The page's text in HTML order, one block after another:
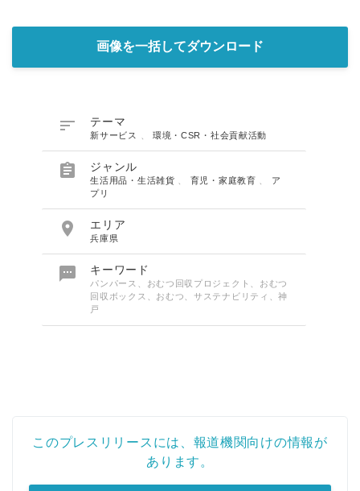
画像を一括してダウンロード
 テーマ
新サービス 環境・CSR・社会貢献活動
 ジャンル
生活用品・生活雑貨 育児・家庭教育
ア
プリ
 エリア
兵庫県
 キーワード
パンパース、おむつ回収プロジェクト、おむつ
回収ボックス、おむつ、サステナビリティ、神
戸
このプレスリリースには、報道機関向けの情報が
あります。